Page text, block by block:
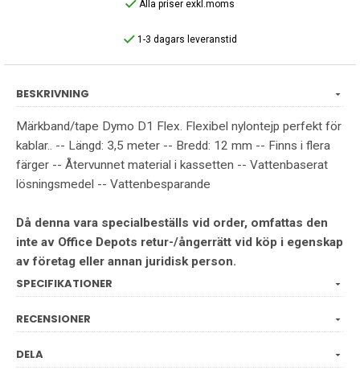
Alla priser exkl.moms
1-3 dagars leveranstid
BESKRIVNING
Märkband/tape Dymo D1 Flex. Flexibel nylontejp perfekt för
kablar.. -- Längd: 3,5 meter -- Bredd: 12 mm -- Finns i flera
färger -- Återvunnet material i kassetten -- Vattenbaserat
lösningsmedel -- Vattenbesparande
Då denna vara specialbeställs vid order, omfattas den
inte av Office Depots retur-/ångerrätt vid köp i egenskap
av företag eller annan juridisk person.
SPECIFIKATIONER
RECENSIONER
DELA